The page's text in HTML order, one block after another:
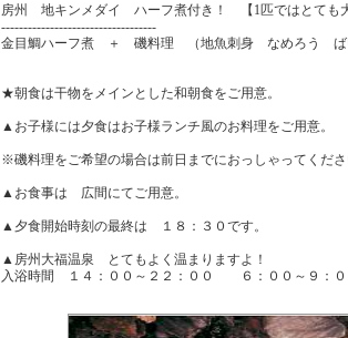
房州 地キンメダイ ハーフ煮付き！ 【1匹ではとても
-----------------------------------
金目鯛ハーフ煮 ＋ 磯料理 （地魚刺身 なめろう
★朝食は干物をメインとした和朝食をご用意。
▲お子様には夕食はお子様ランチ風のお料理をご用意。
※磯料理をご希望の場合は前日までにおっしゃってくださ
▲お食事は 広間にてご用意。
▲夕食開始時刻の最終は １８：３０です。
▲房州大福温泉 とてもよく温まりますよ！
入浴時間 １４：００～２２：００ ６：００～９：０